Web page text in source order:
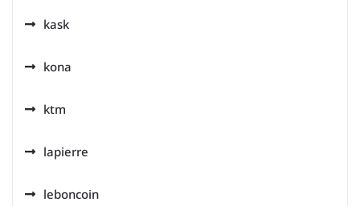
kask
kona
ktm
lapierre
leboncoin